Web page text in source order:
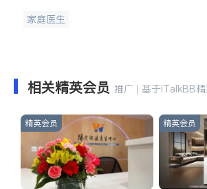
家庭医生
相关精英会员 推广 | 基于iTalkBB
精英会员 精英会员